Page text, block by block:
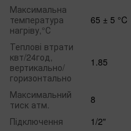
Максимальна
температура
нагріву,°С
65 ± 5 °C
Теплові втрати
квт/24год,
вертикально/
горизонтально
1.85
Максимальний
тиск атм.
8
Підключення
1/2"